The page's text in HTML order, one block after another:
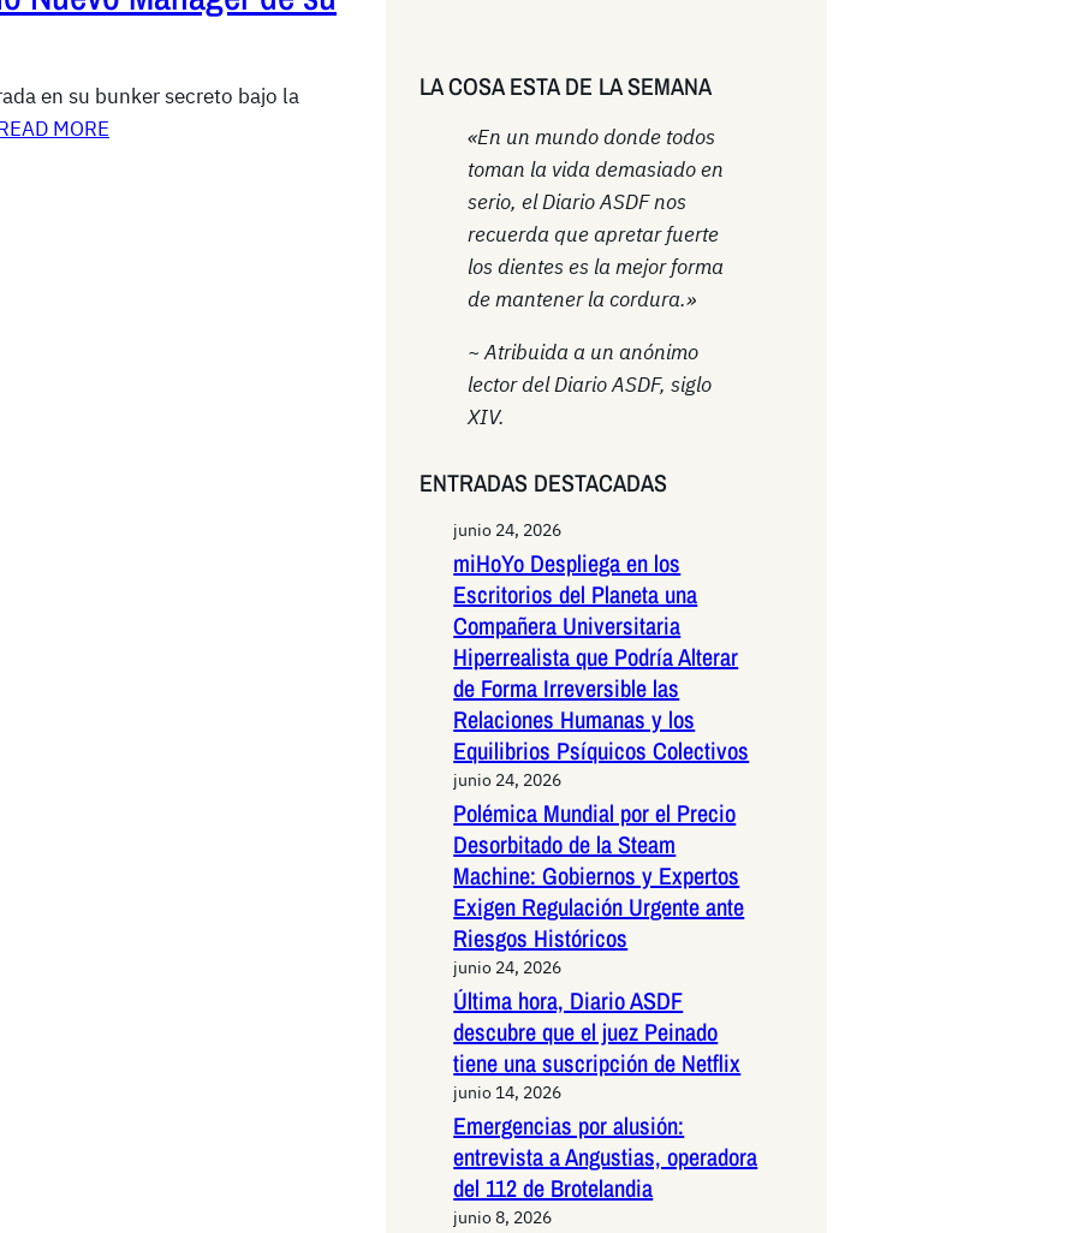
en su bunker secreto bajo la
MORE
LA COSA ESTA DE LA SEMANA
«En un mundo donde todos
toman la vida demasiado en
serio, el Diario ASDF nos
recuerda que apretar fuerte
los dientes es la mejor forma
de mantener la cordura.»
~ Atribuida a un anónimo
lector del Diario ASDF, siglo
XIV.
ENTRADAS DESTACADAS
junio 24, 2026
miHoYo Despliega en los
Escritorios del Planeta una
Compañera Universitaria
Hiperrealista que Podría Alterar
de Forma Irreversible las
Relaciones Humanas y los
Equilibrios Psíquicos Colectivos
junio 24, 2026
Polémica Mundial por el Precio
Desorbitado de la Steam
Machine: Gobiernos y Expertos
Exigen Regulación Urgente ante
Riesgos Históricos
junio 24, 2026
Última hora, Diario ASDF
descubre que el juez Peinado
tiene una suscripción de Netflix
junio 14, 2026
Emergencias por alusión:
entrevista a Angustias, operadora
del 112 de Brotelandia
junio 8, 2026